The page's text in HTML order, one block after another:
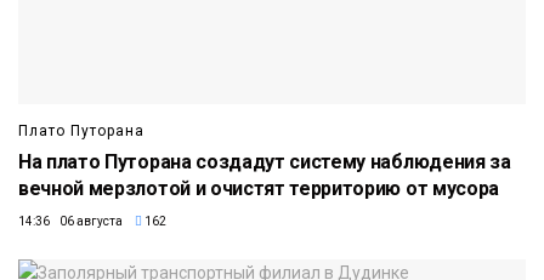
Плато Путорана
На плато Путорана создадут систему наблюдения за
вечной мерзлотой и очистят территорию от мусора
14:36 06 августа 162